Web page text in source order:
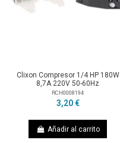
Clixon Compresor 1/4 HP 180W
8,7A 220V 50-60Hz
RCH0008194
3,20 €
Añadir al carrito